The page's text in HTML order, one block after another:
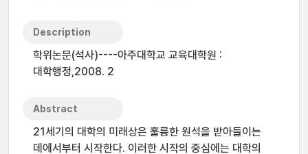
Description
학위논문(석사)----아주대학교 교육대학원 :
대학행정,2008. 2
Abstract
21세기의 대학의 미래상은 훌륭한 원석을 받아들이는
데에서부터 시작한다. 이러한 시작의 중심에는 대학의